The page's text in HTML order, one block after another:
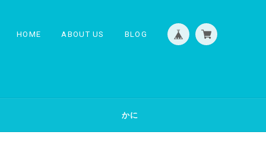
HOME ABOUT US BLOG
かに